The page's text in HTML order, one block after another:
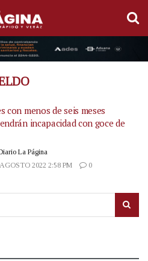
con menos de seis meses
incapacidad con goce de
La Página
2022 2:58 PM
0